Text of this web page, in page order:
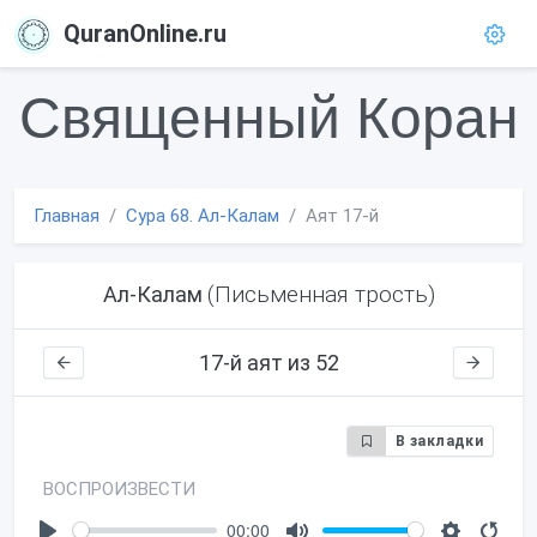
QuranOnline.ru
Священный Коран
Главная Сура 68. Ал-Калам Аят 17-й
Ал-Калам (Письменная трость)
17-й аят из 52
В закладки
ВОСПРОИЗВЕСТИ
00:00